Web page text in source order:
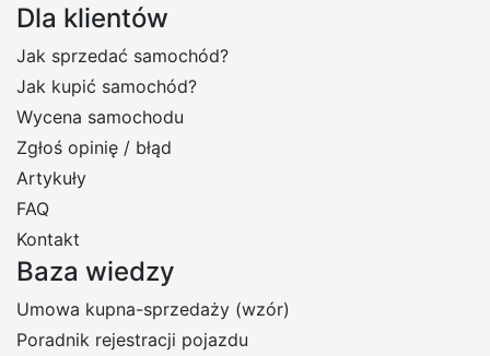
Dla klientów
Jak sprzedać samochód?
Jak kupić samochód?
Wycena samochodu
Zgłoś opinię / błąd
Artykuły
FAQ
Kontakt
Baza wiedzy
Umowa kupna-sprzedaży (wzór)
Poradnik rejestracji pojazdu